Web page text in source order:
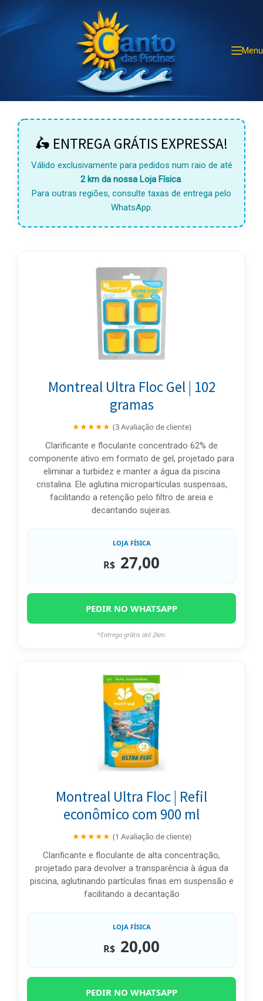
o
Menu
🛵 ENTREGA GRÁTIS EXPRESSA!
Válido exclusivamente para pedidos num raio de até
2 km da nossa Loja Física.
Para outras regiões, consulte taxas de entrega pelo
WhatsApp.
Montreal Ultra Floc Gel | 102
gramas
★★★★★ (3 Avaliação de cliente)
Clarificante e floculante concentrado 62% de
componente ativo em formato de gel, projetado para
eliminar a turbidez e manter a água da piscina
cristalina. Ele aglutina micropartículas suspensas,
facilitando a retenção pelo filtro de areia e
decantando sujeiras.
LOJA FÍSICA
R$ 27,00
PEDIR NO WHATSAPP
*Entrega grátis até 2km.
Montreal Ultra Floc | Refil
econômico com 900 ml
★★★★★ (1 Avaliação de cliente)
Clarificante e floculante de alta concentração,
projetado para devolver a transparência à água da
piscina, aglutinando partículas finas em suspensão e
facilitando a decantação
LOJA FÍSICA
R$ 20,00
PEDIR NO WHATSAPP